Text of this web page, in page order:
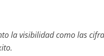
la visibilidad como las